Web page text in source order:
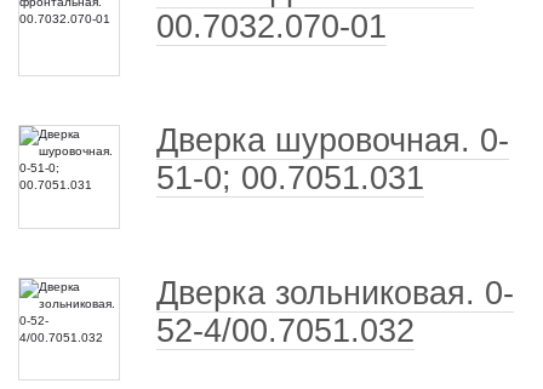
00.7032.070-01
Дверка шуровочная. 0-
51-0; 00.7051.031
Дверка зольниковая. 0-
52-4/00.7051.032